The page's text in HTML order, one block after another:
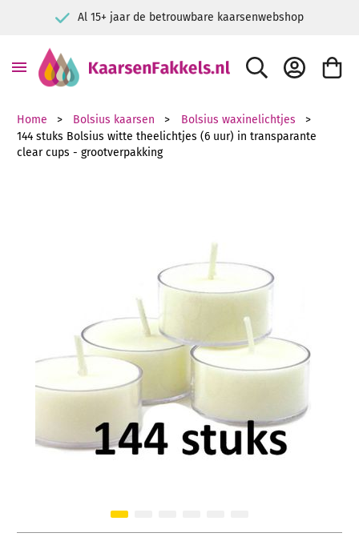
Voor consument & bedrijf
ZOEK ACCOUNT
Home Bolsius kaarsen
Bolsius waxinelichtjes
144 stuks Bolsius witte theelichtjes (6 uur) in transparante
clear cups - grootverpakking
Ga naar het begin van de afbeeldingen-gallerij